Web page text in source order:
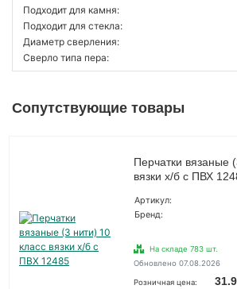
Подходит для камня:
Подходит для стекла:
Диаметр сверления:
Сверло типа пера:
Сопутствующие товары
Перчатки вязаные
вязки х/б с ПВХ
Артикул:
Бренд:
На складе 783 шт.
Обновлено 07.08.2026
Розничная цена: